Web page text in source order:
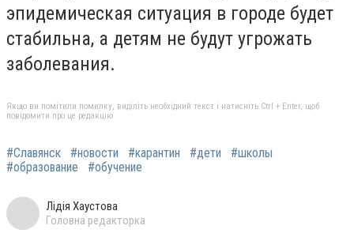
эпидемическая ситуация в городе будет
стабильна, а детям не будут угрожать
заболевания.
Якщо ви помітили помилку, виділіть необхідний текст і натисніть Ctrl + Enter, щоб
повідомити про це редакцію
#Славянск #новости #карантин #дети
#школы
#образование
#обучение
Лідія Хаустова
Головна редакторка